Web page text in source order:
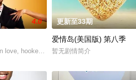
4.0
love, hooked up, and broken up. He’s even
更新至33期
爱情岛(美国版) 第八季
暂无剧情简介